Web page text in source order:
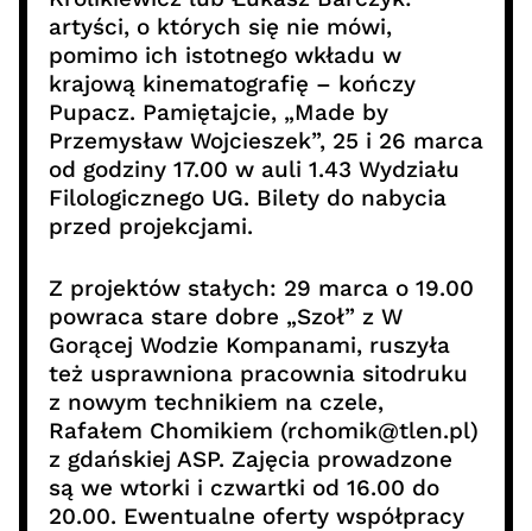
artyści, o których się nie mówi,
pomimo ich istotnego wkładu w
krajową kinematografię – kończy
Pupacz. Pamiętajcie, „Made by
Przemysław Wojcieszek”, 25 i 26 marca
od godziny 17.00 w auli 1.43 Wydziału
Filologicznego UG. Bilety do nabycia
przed projekcjami.
Z projektów stałych: 29 marca o 19.00
powraca stare dobre „Szoł” z W
Gorącej Wodzie Kompanami, ruszyła
też usprawniona pracownia sitodruku
z nowym technikiem na czele,
Rafałem Chomikiem (rchomik@tlen.pl)
z gdańskiej ASP. Zajęcia prowadzone
są we wtorki i czwartki od 16.00 do
20.00. Ewentualne oferty współpracy